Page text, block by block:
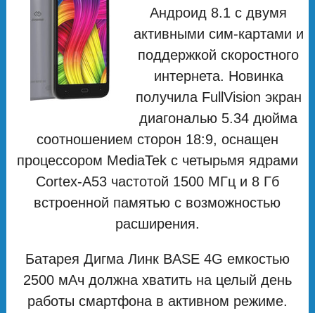
Андроид 8.1 с двумя
активными сим-картами и
поддержкой скоростного
интернета. Новинка
получила FullVision экран
диагональю 5.34 дюйма
соотношением сторон 18:9, оснащен
процессором MediaTek с четырьмя ядрами
Cortex-A53 частотой 1500 МГц и 8 Гб
встроенной памятью с возможностью
расширения.
Батарея Дигма Линк BASE 4G емкостью
2500 мAч должна хватить на целый день
работы смартфона в активном режиме.